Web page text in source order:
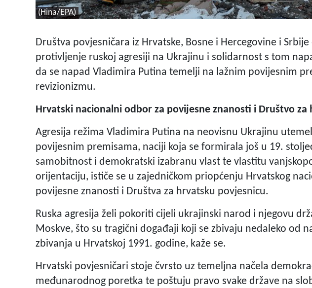
(Hina/EPA)
Društva povjesničara iz Hrvatske, Bosne i Hercegovine i
protivljenje ruskoj agresiji na Ukrajinu i solidarnost s tom
da se napad Vladimira Putina temelji na lažnim povijesnim
revizionizmu.
Hrvatski nacionalni odbor za povijesne znanosti i Društvo za
Agresija režima Vladimira Putina na neovisnu Ukrajinu
povijesnim premisama, naciji koja se formirala još u 19.
samobitnost i demokratski izabranu vlast te vlastitu
orijentaciju, ističe se u zajedničkom priopćenju Hrvatskog
povijesne znanosti i Društva za hrvatsku povjesnicu.
Ruska agresija želi pokoriti cijeli ukrajinski narod i njegovu
Moskve, što su tragični događaji koji se zbivaju nedaleko od
zbivanja u Hrvatskoj 1991. godine, kaže se.
Hrvatski povjesničari stoje čvrsto uz temeljna načela
međunarodnog poretka te poštuju pravo svake države na